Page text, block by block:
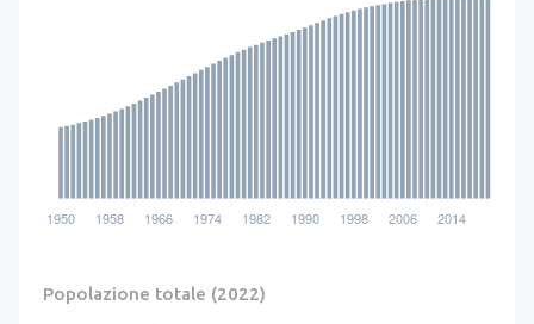
Popolazione totale (2022)